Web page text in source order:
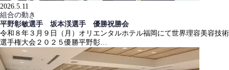
2026.5.11
組合の動き
平野彰敏選手 坂本渓選手 優勝祝勝会
令和８年３月９日（月）オリエンタルホテル福岡にて世界理容美容技術
選手権大会２０２５優勝平野彰…